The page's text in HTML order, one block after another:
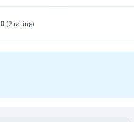
(2 rating)